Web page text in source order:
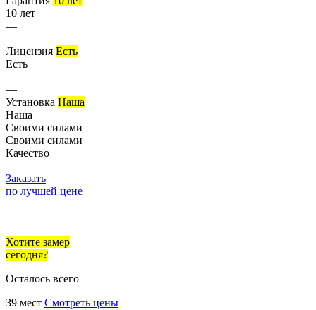
10 лет
—
—
Лицензия Есть
Есть
—
—
Установка Наша
Наша
Своими силами
Своими силами
Качество
Заказать
по лучшей цене
Хотите замер
сегодня?
Осталось всего
39 мест Смотреть цены